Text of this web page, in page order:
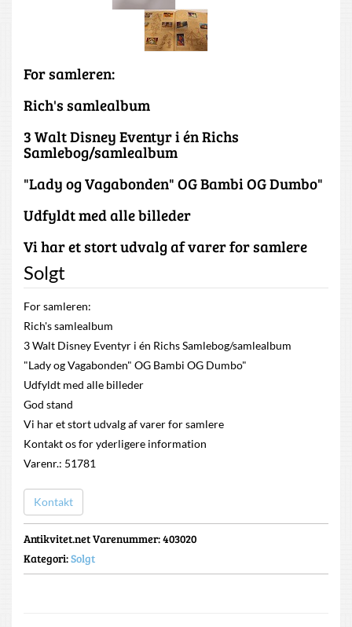
For samleren:
Rich's samlealbum
3 Walt Disney Eventyr i én Richs
Samlebog/samlealbum
"Lady og Vagabonden" OG Bambi OG Dumbo"
Udfyldt med alle billeder
Vi har et stort udvalg af varer for samlere
Solgt
For samleren:
Rich's samlealbum
3 Walt Disney Eventyr i én Richs Samlebog/samlealbum
"Lady og Vagabonden" OG Bambi OG Dumbo"
Udfyldt med alle billeder
God stand
Vi har et stort udvalg af varer for samlere
Kontakt os for yderligere information
Varenr.: 51781
Kontakt
Antikvitet.net Varenummer: 403020
Kategori:Solgt